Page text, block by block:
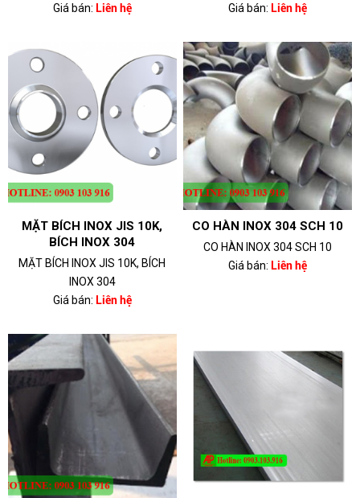
Giá bán: Liên hệ
Giá bán: Liên hệ
MẶT BÍCH INOX JIS 10K,
BÍCH INOX 304
MẶT BÍCH INOX JIS 10K, BÍCH
INOX 304
Giá bán: Liên hệ
CO HÀN INOX 304 SCH 10
CO HÀN INOX 304 SCH 10
Giá bán: Liên hệ